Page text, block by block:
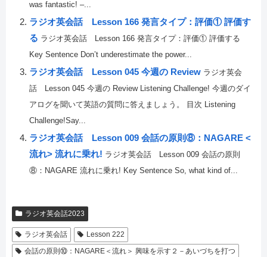
was fantastic! –...
ラジオ英会話 Lesson 166 発言タイプ：評価① 評価す
る ラジオ英会話 Lesson 166 発言タイプ：評価① 評価する
Key Sentence Don’t underestimate the power...
ラジオ英会話 Lesson 045 今週の Review ラジオ英会
話 Lesson 045 今週の Review Listening Challenge! 今週のダイ
アログを聞いて英語の質問に答えましょう。 目次 Listening
Challenge!Say...
ラジオ英会話 Lesson 009 会話の原則⑧：NAGARE <
流れ> 流れに乗れ! ラジオ英会話 Lesson 009 会話の原則
⑧：NAGARE 流れに乗れ! Key Sentence So, what kind of...
ラジオ英会話2023
ラジオ英会話
Lesson 222
会話の原則⑩：NAGARE＜流れ＞ 興味を示す２－あいづちを打つ